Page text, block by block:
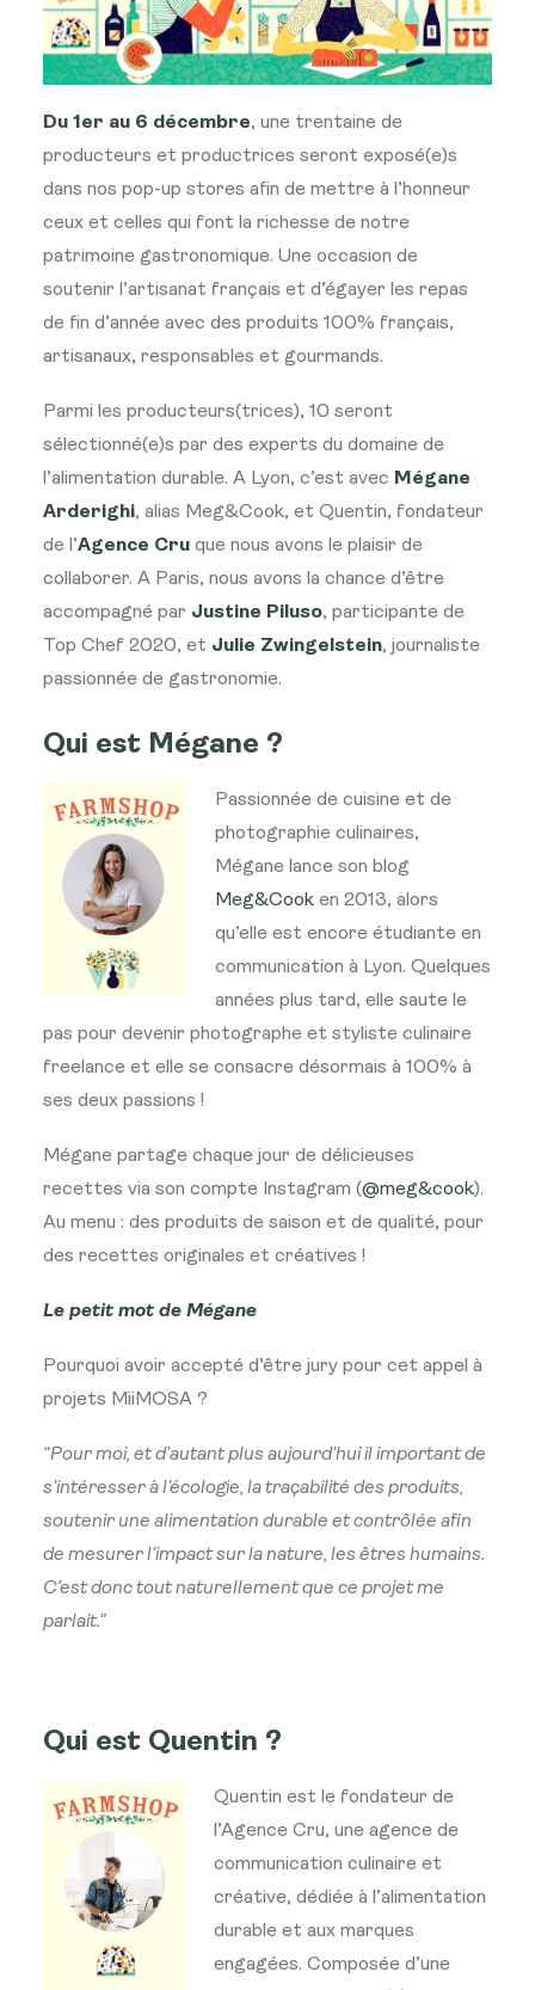
Du 1er au 6 décembre, une trentaine de
producteurs et productrices seront exposé(e)s
dans nos pop-up stores afin de mettre à l’honneur
ceux et celles qui font la richesse de notre
patrimoine gastronomique. Une occasion de
soutenir l’artisanat français et d’égayer les repas
de fin d’année avec des produits 100% français,
artisanaux, responsables et gourmands.
Parmi les producteurs(trices), 10 seront
sélectionné(e)s par des experts du domaine de
l’alimentation durable. A Lyon, c’est avec Mégane
Arderighi, alias Meg&Cook, et Quentin, fondateur
de l’Agence Cru que nous avons le plaisir de
collaborer. A Paris, nous avons la chance d’être
accompagné par Justine Piluso, participante de
Top Chef 2020, et Julie Zwingelstein, journaliste
passionnée de gastronomie.
Qui est Mégane ?
Passionnée de cuisine et de
photographie culinaires,
Mégane lance son blog
Meg&Cook en 2013, alors
qu’elle est encore étudiante en
communication à Lyon. Quelques
années plus tard, elle saute le
pas pour devenir photographe et styliste culinaire
freelance et elle se consacre désormais à 100% à
ses deux passions !
Mégane partage chaque jour de délicieuses
recettes via son compte Instagram (@meg&cook).
Au menu : des produits de saison et de qualité, pour
des recettes originales et créatives !
Le petit mot de Mégane
Pourquoi avoir accepté d’être jury pour cet appel à
projets MiiMOSA ?
“Pour moi, et d’autant plus aujourd’hui il important de
s’intéresser à l’écologie, la traçabilité des produits,
soutenir une alimentation durable et contrôlée afin
de mesurer l’impact sur la nature, les êtres humains.
C’est donc tout naturellement que ce projet me
parlait.”
Qui est Quentin ?
Quentin est le fondateur de
l’Agence Cru, une agence de
communication culinaire et
créative, dédiée à l’alimentation
durable et aux marques
engagées. Composée d’une